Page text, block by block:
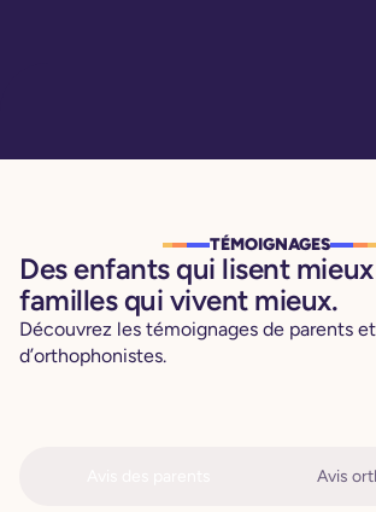
TÉMOIGNAGES
Des enfants qui lisent
familles qui vivent mieux.
Découvrez les témoignages de parents et
d’orthophonistes.
Avis